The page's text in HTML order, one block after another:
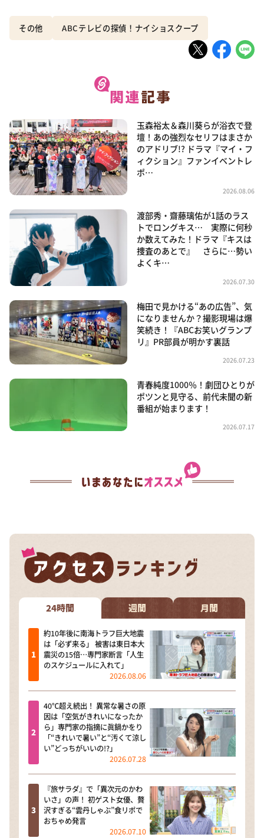
その他 ABCテレビの探偵！ナイショスクープ
玉森裕太＆森川葵らが浴衣で登
壇！あの強烈なセリフはまさか
のアドリブ!? ドラマ『マイ・フ
ィクション』ファンイベントレ
ポ…
2026.08.06
渡部秀・齋藤璃佑が1話のラス
トでロングキス… 実際に何秒
か数えてみた！ドラマ『キスは
捜査のあとで』 さらに…勢い
よくキ…
2026.07.30
梅田で見かける“あの広告”、気
になりませんか？撮影現場は爆
笑続き！『ABCお笑いグランプ
リ』PR部員が明かす裏話
2026.07.23
青春純度1000％！劇団ひとりが
ポツンと見守る、前代未聞の新
番組が始まります！
2026.07.17
24時間 週間 月間
約10年後に南海トラフ巨大地震
は「必ず来る」 被害は東日本大
震災の15倍…専門家断言「人生
のスケジュールに入れて」
2026.08.06
40℃超え続出！ 異常な暑さの原
因は「空気がきれいになったか
ら」専門家の指摘に眞鍋かをり
「“きれいで暑い”と“汚くて涼し
い”どっちがいいの!?」
2026.07.28
『旅サラダ』で「異次元のかわ
いさ」の声！ 初ゲスト女優、贅
沢すぎる“雲丹しゃぶ”食リポで
おちゃめ発言
2026.07.10